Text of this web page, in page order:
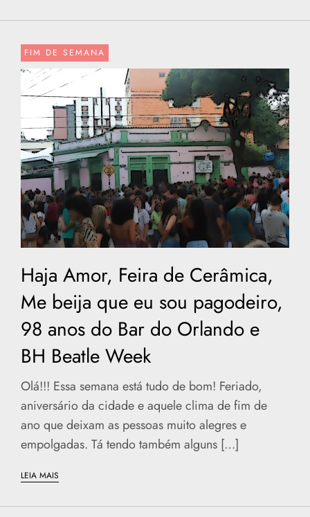
FIM DE SEMANA
Haja Amor, Feira de Cerâmica,
Me beija que eu sou pagodeiro,
98 anos do Bar do Orlando e
BH Beatle Week
Olá!!! Essa semana está tudo de bom! Feriado,
aniversário da cidade e aquele clima de fim de
ano que deixam as pessoas muito alegres e
empolgadas. Tá tendo também alguns […]
LEIA MAIS